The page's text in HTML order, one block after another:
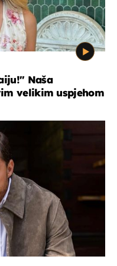
Naša
velikim uspjehom